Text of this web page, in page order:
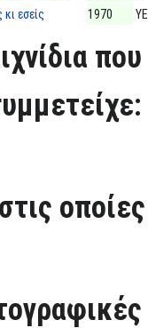
εσείς
1970